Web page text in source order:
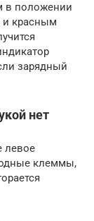
в положении
и красным
зарядный
нет
левое
клеммы,